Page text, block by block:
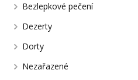
Bezlepkové pečení
Dezerty
Dorty
Nezařazené